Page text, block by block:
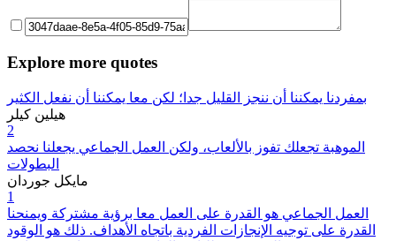
Explore more quotes
بمفردنا يمكننا أن ننجز القليل جدا؛ لكن معا يمكننا أن نفعل الكثير
هيلين كيلر
2
الموهبة تجعلك تفوز بالألعاب، ولكن العمل الجماعي يجعلنا نحصد
البطولات
مايكل جوردان
1
العمل الجماعي هو القدرة على العمل معا برؤية مشتركة ويمنحنا
القدرة على توجيه الإنجازات الفردية باتجاه الأهداف. ذلك هو الوقود